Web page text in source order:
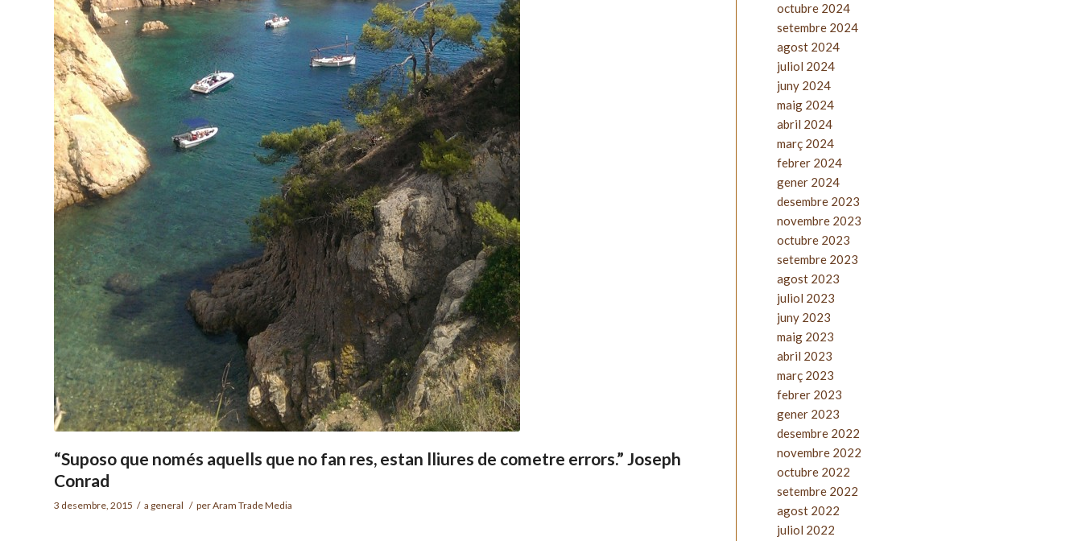
“Suposo que només aquells que no fan res, estan lliures de cometre errors.” Joseph
Conrad
3 desembre, 2015 / a general / perAram Trade Media
octubre 2024
setembre 2024
agost 2024
juliol 2024
juny 2024
maig 2024
abril 2024
març 2024
febrer 2024
gener 2024
desembre 2023
novembre 2023
octubre 2023
setembre 2023
agost 2023
juliol 2023
juny 2023
maig 2023
abril 2023
març 2023
febrer 2023
gener 2023
desembre 2022
novembre 2022
octubre 2022
setembre 2022
agost 2022
juliol 2022